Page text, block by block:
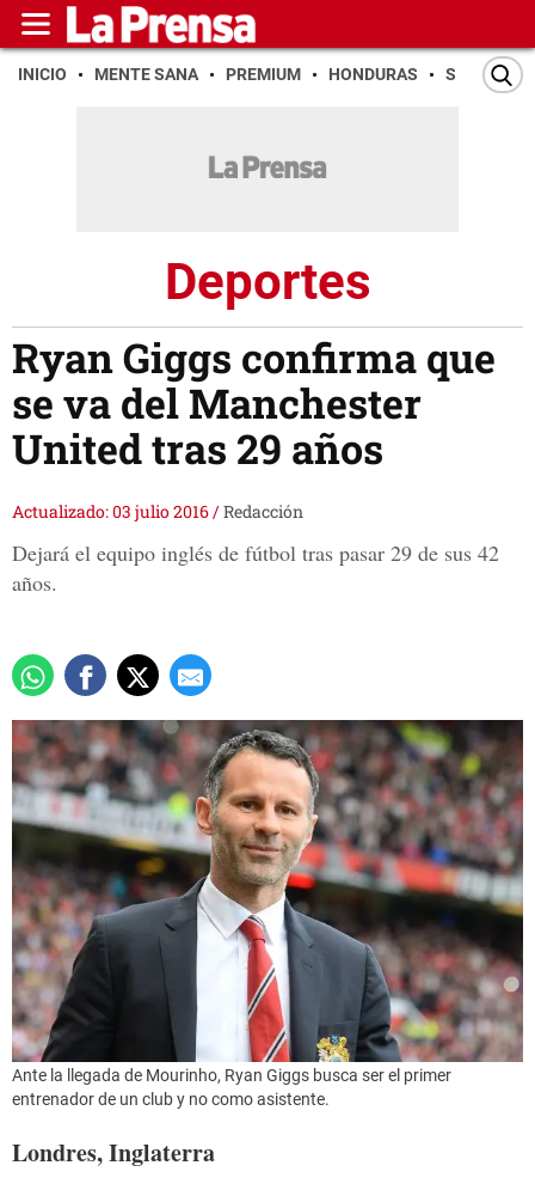
INICIO MENTE SANA PREMIUM HONDURAS SAN PEDRO
Deportes
Ryan Giggs confirma que
se va del Manchester
United tras 29 años
Actualizado: 03 julio 2016/Redacción
Dejará el equipo inglés de fútbol tras pasar 29 de sus 42
años.
Ante la llegada de Mourinho, Ryan Giggs busca ser el primer
entrenador de un club y no como asistente.
Londres, Inglaterra